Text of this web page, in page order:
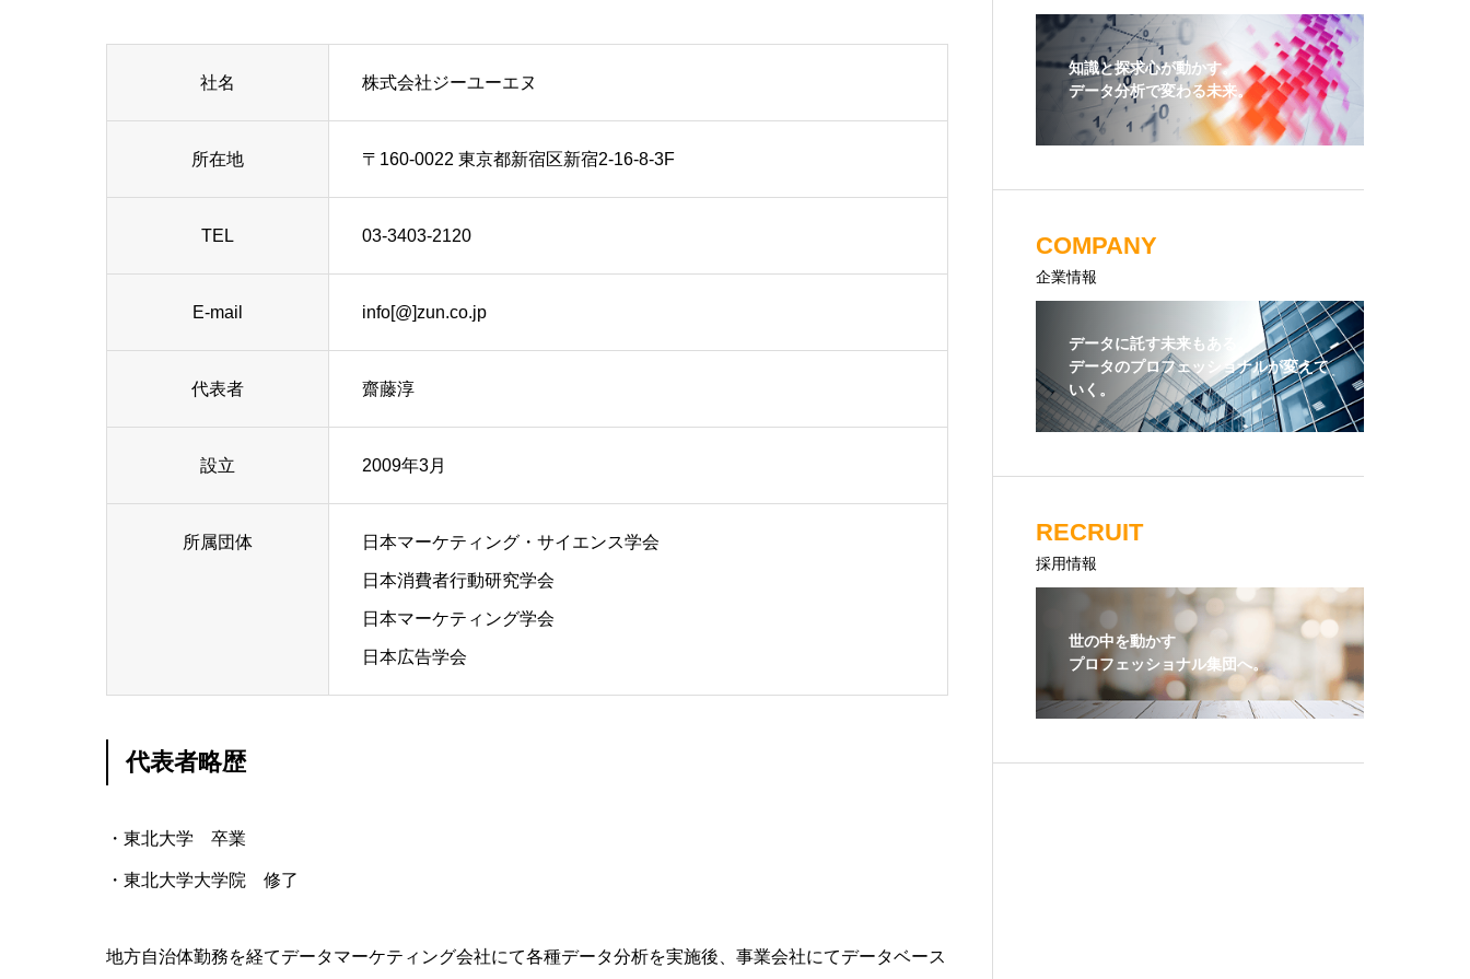
社名 株式会社ジーユーエヌ
所在地 〒160-0022 東京都新宿区新宿2-16-8-3F
TEL 03-3403-2120
E-mail info[@]zun.co.jp
代表者 齋藤淳
設立 2009年3月
所属団体 日本マーケティング・サイエンス学会
日本消費者行動研究学会
日本マーケティング学会
日本広告学会
代表者略歴
・東北大学 卒業
・東北大学大学院 修了
地方自治体勤務を経てデータマーケティング会社にて各種データ分析を実施後、事業会社にてデータベース
知識と探求心が動かす。
データ分析で変わる未来。
COMPANY
企業情報
データに託す未来もある。
データのプロフェッショナルが変えて
いく。
RECRUIT
採用情報
世の中を動かす
プロフェッショナル集団へ。